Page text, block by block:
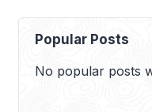
Popular Posts
No popular posts